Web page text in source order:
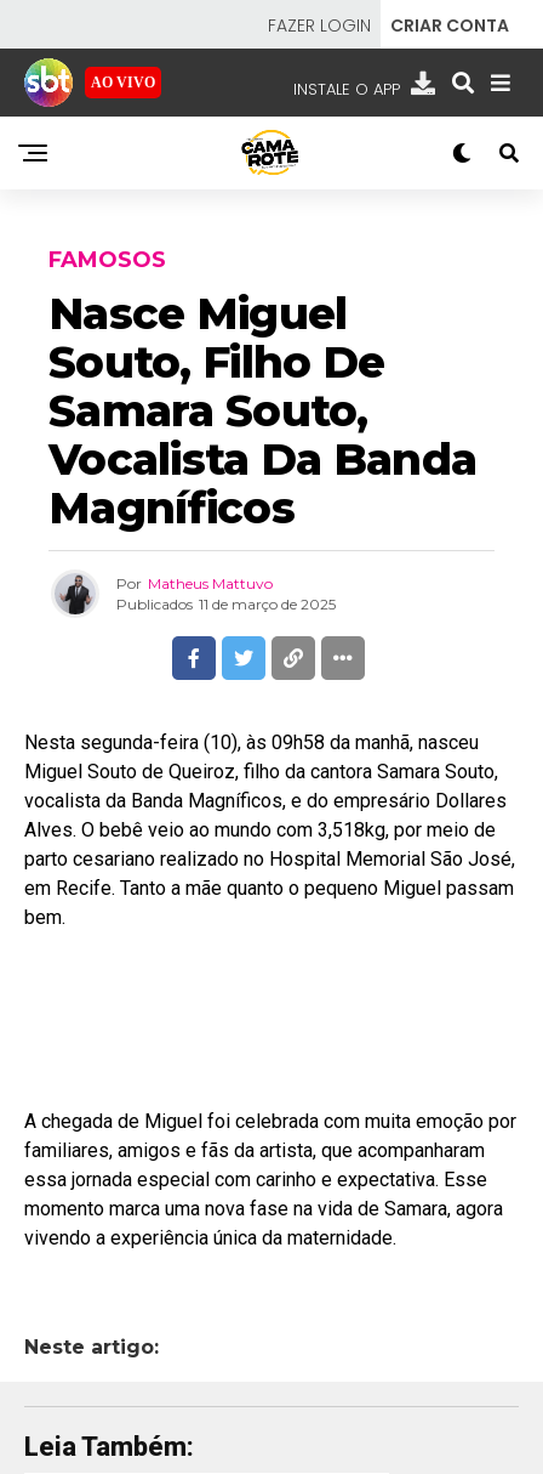
FAZER LOGIN CRIAR CONTA
AO VIVO INSTALE O APP
EMISSORAS
SBT - SISTEMA BRASILEIRO DE TELEVISÃO
FAMOSOS
Nasce Miguel
Souto, Filho De
Samara Souto,
Vocalista Da Banda
Magníficos
Por Matheus Mattuvo
Publicados 11 de março de 2025
Nesta segunda-feira (10), às 09h58 da manhã, nasceu
Miguel Souto de Queiroz, filho da cantora Samara Souto,
vocalista da Banda Magníficos, e do empresário Dollares
Alves. O bebê veio ao mundo com 3,518kg, por meio de
parto cesariano realizado no Hospital Memorial São José,
em Recife. Tanto a mãe quanto o pequeno Miguel passam
bem.
A chegada de Miguel foi celebrada com muita emoção por
familiares, amigos e fãs da artista, que acompanharam
essa jornada especial com carinho e expectativa. Esse
momento marca uma nova fase na vida de Samara, agora
vivendo a experiência única da maternidade.
Neste artigo:
Leia Também: